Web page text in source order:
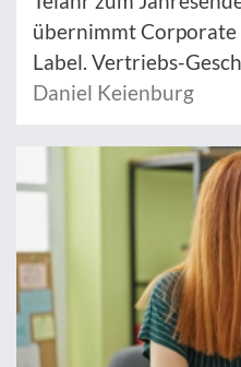
übernimmt
Label. Vertriebs-
Daniel Keienburg